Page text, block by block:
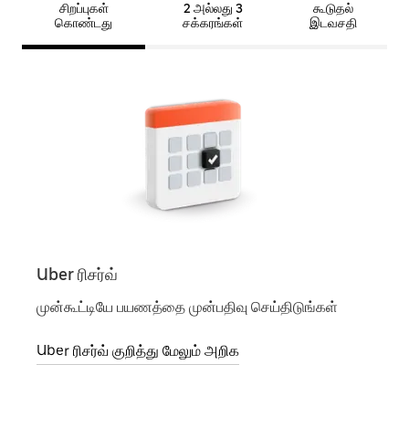
சிறப்புகள்
கொண்டது
2 அல்லது 3
சக்கரங்கள்
கூடுதல்
இடவசதி
Uber ரிசர்வ்
முன்கூட்டியே பயணத்தை முன்பதிவு செய்திடுங்கள்
Uber ரிசர்வ் குறித்து மேலும் அறிக